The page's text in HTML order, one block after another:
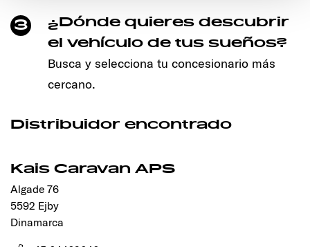
Ermöglichung der Seitennavigation erforderlich sind.
3
¿Dónde quieres descubrir
el vehículo de tus sueños?
Busca y selecciona tu concesionario más
cercano.
Distribuidor encontrado
Kais Caravan APS
Algade 76
5592 Ejby
Dinamarca